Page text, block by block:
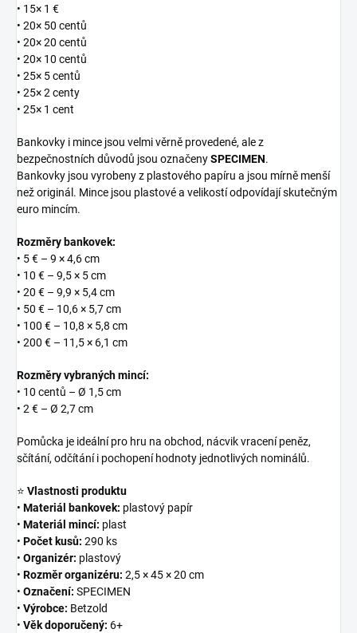
• 15× 1 €
• 20× 50 centů
• 20× 20 centů
• 20× 10 centů
• 25× 5 centů
• 25× 2 centy
• 25× 1 cent
Bankovky i mince jsou velmi věrně provedené, ale z
bezpečnostních důvodů jsou označenySPECIMEN.
Bankovky jsou vyrobeny z plastového papíru a jsou mírně menší
než originál. Mince jsou plastové a velikostí odpovídají skutečným
euro mincím.
Rozměry bankovek:
• 5 € – 9 × 4,6 cm
• 10 € – 9,5 × 5 cm
• 20 € – 9,9 × 5,4 cm
• 50 € – 10,6 × 5,7 cm
• 100 € – 10,8 × 5,8 cm
• 200 € – 11,5 × 6,1 cm
Rozměry vybraných mincí:
• 10 centů – Ø 1,5 cm
• 2 € – Ø 2,7 cm
Pomůcka je ideální pro hru na obchod, nácvik vracení peněz,
sčítání, odčítání i pochopení hodnoty jednotlivých nominálů.
⭐ Vlastnosti produktu
• Materiál bankovek: plastový papír
• Materiál mincí: plast
• Počet kusů: 290 ks
• Organizér: plastový
• Rozměr organizéru: 2,5 × 45 × 20 cm
• Označení: SPECIMEN
• Výrobce: Betzold
• Věk doporučený: 6+